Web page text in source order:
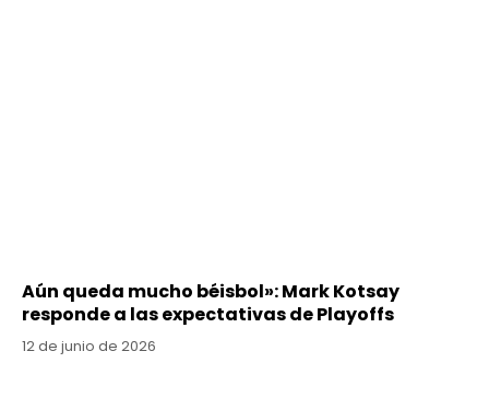
Aún queda mucho béisbol»: Mark Kotsay
responde a las expectativas de Playoffs
12 de junio de 2026